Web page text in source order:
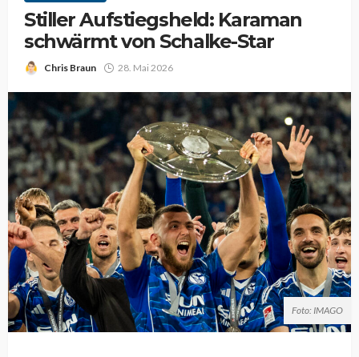
Stiller Aufstiegsheld: Karaman
schwärmt von Schalke-Star
Chris Braun 28. Mai 2026
Foto: IMAGO